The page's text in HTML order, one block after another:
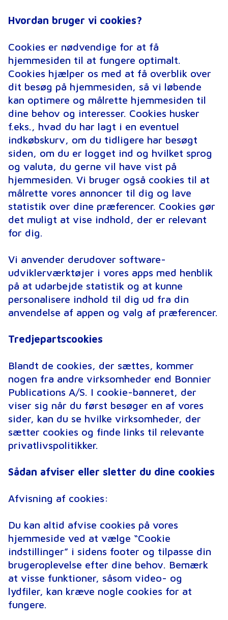
Hvordan bruger vi cookies?
Cookies er nødvendige for at få
hjemmesiden til at fungere optimalt.
Cookies hjælper os med at få overblik over
dit besøg på hjemmesiden, så vi løbende
kan optimere og målrette hjemmesiden til
dine behov og interesser. Cookies husker
f.eks., hvad du har lagt i en eventuel
indkøbskurv, om du tidligere har besøgt
siden, om du er logget ind og hvilket sprog
og valuta, du gerne vil have vist på
hjemmesiden. Vi bruger også cookies til at
målrette vores annoncer til dig og lave
statistik over dine præferencer. Cookies gør
det muligt at vise indhold, der er relevant
for dig.
Vi anvender derudover software-
udviklerværktøjer i vores apps med henblik
på at udarbejde statistik og at kunne
personalisere indhold til dig ud fra din
anvendelse af appen og valg af præferencer.
Tredjepartscookies
Blandt de cookies, der sættes, kommer
nogen fra andre virksomheder end Bonnier
Publications A/S. I cookie-banneret, der
viser sig når du først besøger en af vores
sider, kan du se hvilke virksomheder, der
sætter cookies og finde links til relevante
privatlivspolitikker.
Sådan afviser eller sletter du dine cookies
Afvisning af cookies:
Du kan altid afvise cookies på vores
hjemmeside ved at vælge “Cookie
indstillinger” i sidens footer og tilpasse din
brugeroplevelse efter dine behov. Bemærk
at visse funktioner, såsom video- og
lydfiler, kan kræve nogle cookies for at
fungere.